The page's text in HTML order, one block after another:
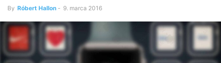
By Róbert Hallon - 9. marca 2016